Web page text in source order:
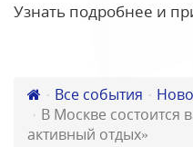
Узнать подробнее и
Все события
В Москве состоится
активный отдых»